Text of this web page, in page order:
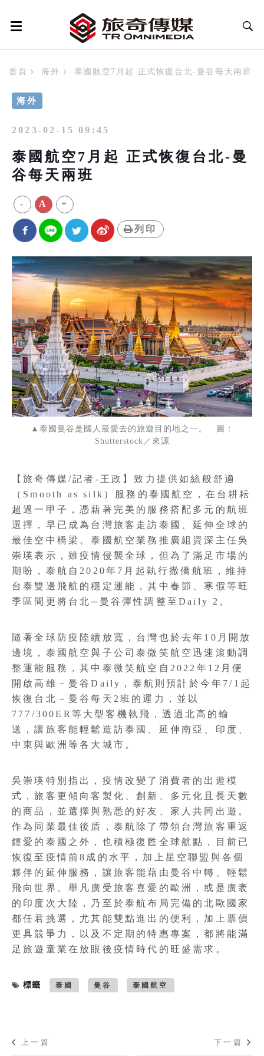
首頁 海外 泰國航空7月起 正式恢復台北-曼谷每天兩班
海外
2023-02-15 09:45
泰國航空7月起 正式恢復台北-曼
谷每天兩班
- A +
列印
▲泰國曼谷是國人最愛去的旅遊目的地之一。 圖：
Shutterstock／來源
【旅奇傳媒/記者-王政】致力提供如絲般舒適
（Smooth as silk）服務的泰國航空，在台耕耘
超過一甲子，憑藉著完美的服務搭配多元的航班
選擇，早已成為台灣旅客走訪泰國、延伸全球的
最佳空中橋梁。泰國航空業務推廣組資深主任吳
崇瑛表示，雖疫情侵襲全球，但為了滿足市場的
期盼，泰航自2020年7月起執行撤僑航班，維持
台泰雙邊飛航的穩定運能，其中春節、寒假等旺
季區間更將台北─曼谷彈性調整至Daily 2。
隨著全球防疫陸續放寬，台灣也於去年10月開放
邊境，泰國航空與子公司泰微笑航空迅速滾動調
整運能服務，其中泰微笑航空自2022年12月便
開啟高雄－曼谷Daily，泰航則預計於今年7/1起
恢復台北－曼谷每天2班的運力，並以
777/300ER等大型客機執飛，透過北高的輸
送，讓旅客能輕鬆造訪泰國、延伸南亞、印度、
中東與歐洲等各大城市。
吳崇瑛特別指出，疫情改變了消費者的出遊模
式，旅客更傾向客製化、創新、多元化且長天數
的商品，並選擇與熟悉的好友、家人共同出遊。
作為同業最佳後盾，泰航除了帶領台灣旅客重返
鍾愛的泰國之外，也積極復甦全球航點，目前已
恢復至疫情前8成的水平，加上星空聯盟與各個
夥伴的延伸服務，讓旅客能藉由曼谷中轉、輕鬆
飛向世界。舉凡廣受旅客喜愛的歐洲，或是廣袤
的印度次大陸，乃至於泰航布局完備的北歐國家
都任君挑選，尤其能雙點進出的便利，加上票價
更具競爭力，以及不定期的特惠專案，都將能滿
足旅遊童業在放眼後疫情時代的旺盛需求。
標籤 泰國 曼谷 泰國航空
上一篇 下一篇